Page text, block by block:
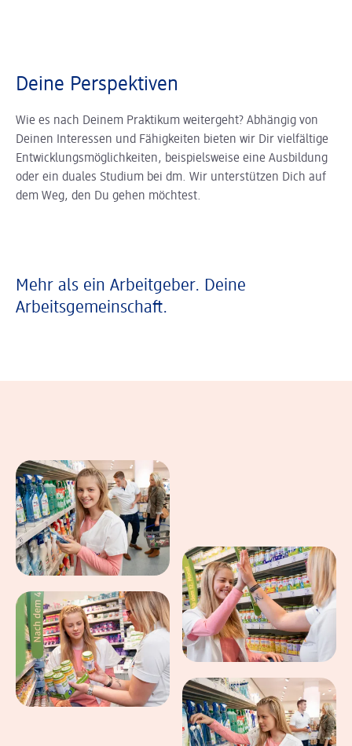
Deine Perspektiven
Wie es nach Deinem Praktikum weitergeht? Abhängig von
Deinen Interessen und Fähigkeiten bieten wir Dir vielfältige
Entwicklungsmöglichkeiten, beispielsweise eine Ausbildung
oder ein duales Studium bei dm. Wir unterstützen Dich auf
dem Weg, den Du gehen möchtest.
Mehr als ein Arbeitgeber. Deine
Arbeitsgemeinschaft.
Eindrücke aus dem Arbeitsalltag